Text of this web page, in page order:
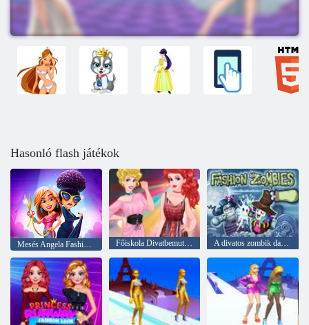
Hasonló flash játékok
Mesés Angela Fashion Fever Főiskola Divatbemutató A divatos zombik dagadják a halottakat